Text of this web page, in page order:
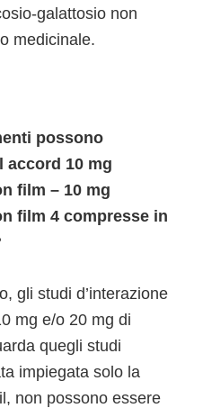
galattosio non
medicinale.
possono
accord 10 mg
film – 10 mg
film 4 compresse in
gli studi d’interazione
mg e/o 20 mg di
quegli studi
impiegata solo la
non possono essere